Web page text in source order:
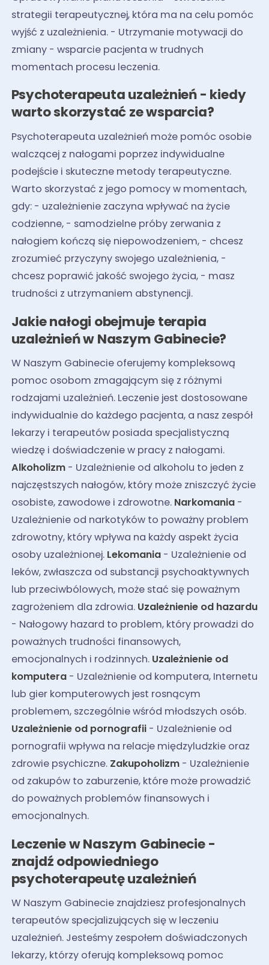
strategii terapeutycznej, która ma na celu pomóc
wyjść z uzależnienia. - Utrzymanie motywacji do
zmiany - wsparcie pacjenta w trudnych
momentach procesu leczenia.
Psychoterapeuta uzależnień - kiedy
warto skorzystać ze wsparcia?
Psychoterapeuta uzależnień może pomóc osobie
walczącej z nałogami poprzez indywidualne
podejście i skuteczne metody terapeutyczne.
Warto skorzystać z jego pomocy w momentach,
gdy: - uzależnienie zaczyna wpływać na życie
codzienne, - samodzielne próby zerwania z
nałogiem kończą się niepowodzeniem, - chcesz
zrozumieć przyczyny swojego uzależnienia, -
chcesz poprawić jakość swojego życia, - masz
trudności z utrzymaniem abstynencji.
Jakie nałogi obejmuje terapia
uzależnień w Naszym Gabinecie?
W Naszym Gabinecie oferujemy kompleksową
pomoc osobom zmagającym się z różnymi
rodzajami uzależnień. Leczenie jest dostosowane
indywidualnie do każdego pacjenta, a nasz zespół
lekarzy i terapeutów posiada specjalistyczną
wiedzę i doświadczenie w pracy z nałogami.
Alkoholizm- Uzależnienie od alkoholu to jeden z
najczęstszych nałogów, który może zniszczyć życie
osobiste, zawodowe i zdrowotne. Narkomania-
Uzależnienie od narkotyków to poważny problem
zdrowotny, który wpływa na każdy aspekt życia
osoby uzależnionej. Lekomania- Uzależnienie od
leków, zwłaszcza od substancji psychoaktywnych
lub przeciwbólowych, może stać się poważnym
zagrożeniem dla zdrowia. Uzależnienie od hazardu
- Nałogowy hazard to problem, który prowadzi do
poważnych trudności finansowych,
emocjonalnych i rodzinnych. Uzależnienie od
komputera- Uzależnienie od komputera, Internetu
lub gier komputerowych jest rosnącym
problemem, szczególnie wśród młodszych osób.
Uzależnienie od pornografii- Uzależnienie od
pornografii wpływa na relacje międzyludzkie oraz
zdrowie psychiczne. Zakupoholizm- Uzależnienie
od zakupów to zaburzenie, które może prowadzić
do poważnych problemów finansowych i
emocjonalnych.
Leczenie w Naszym Gabinecie -
znajdź odpowiedniego
psychoterapeutę uzależnień
W Naszym Gabinecie znajdziesz profesjonalnych
terapeutów specjalizujących się w leczeniu
uzależnień. Jesteśmy zespołem doświadczonych
lekarzy, którzy oferują kompleksową pomoc